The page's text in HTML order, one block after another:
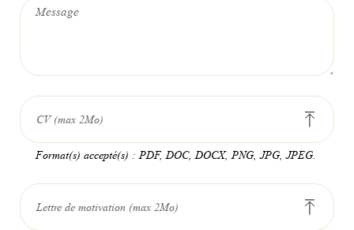
Message
CV (max 2Mo)
Format(s) accepté(s) : PDF, DOC, DOCX, PNG, JPG, JPEG.
Lettre de motivation (max 2Mo)